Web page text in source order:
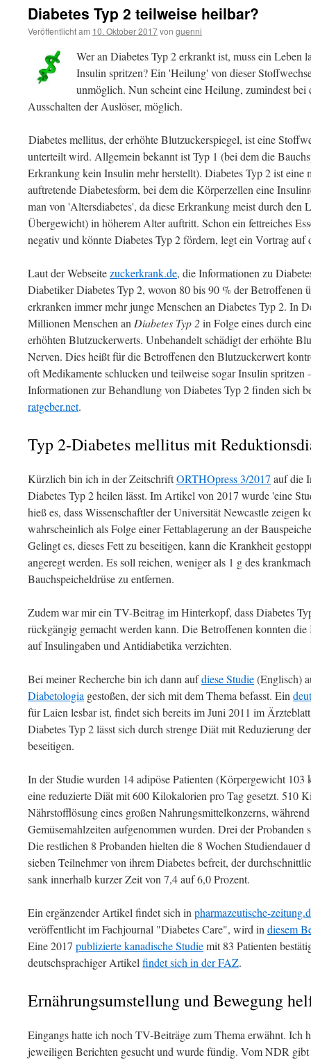
Diabetes Typ 2 teilweise heilbar?
Veröffentlicht am 10. Oktober 2017von guenni
Wer an Diabetes Typ 2 erkrankt ist, muss ein Leben
Insulin spritzen? Ein 'Heilung' von dieser
unmöglich. Nun scheint eine Heilung, zumindest
Ausschalten der Auslöser, möglich.
Diabetes mellitus, der erhöhte Blutzuckerspiegel, ist eine
unterteilt wird. Allgemein bekannt ist Typ 1 (bei dem die
Erkrankung kein Insulin mehr herstellt). Diabetes Typ 2 ist eine
auftretende Diabetesform, bei dem die Körperzellen eine
man von 'Altersdiabetes', da diese Erkrankung meist durch den
Übergewicht) in höherem Alter auftritt. Schon ein fettreiches
negativ und könnte Diabetes Typ 2 fördern, legt ein Vortrag auf
Laut der Webseitezuckerkrank.de, die Informationen zu
Diabetiker Diabetes Typ 2, wovon 80 bis 90 % der Betroffenen
erkranken immer mehr junge Menschen an Diabetes Typ 2. In
Millionen Menschen an Diabetes Typ 2in Folge eines durch
erhöhten Blutzuckerwerts. Unbehandelt schädigt der erhöhte
Nerven. Dies heißt für die Betroffenen den Blutzuckerwert
oft Medikamente schlucken und teilweise sogar Insulin spritzen
Informationen zur Behandlung von Diabetes Typ 2 finden sich
ratgeber.net.
Typ 2-Diabetes mellitus mit
Kürzlich bin ich in der ZeitschriftORTHOpress 3/2017 auf die
Diabetes Typ 2 heilen lässt. Im Artikel von 2017 wurde 'eine
hieß es, dass Wissenschaftler der Universität Newcastle zeigen
wahrscheinlich als Folge einer Fettablagerung an der
Gelingt es, dieses Fett zu beseitigen, kann die Krankheit
angeregt werden. Es soll reichen, weniger als 1 g des
Bauchspeicheldrüse zu entfernen.
Zudem war mir ein TV-Beitrag im Hinterkopf, dass Diabetes
rückgängig gemacht werden kann. Die Betroffenen konnten
auf Insulingaben und Antidiabetika verzichten.
Bei meiner Recherche bin ich dann aufdiese Studie(Englisch)
Diabetologia gestoßen, der sich mit dem Thema befasst. Ein
für Laien lesbar ist, findet sich bereits im Juni 2011 im
Diabetes Typ 2 lässt sich durch strenge Diät mit Reduzierung
beseitigen.
In der Studie wurden 14 adipöse Patienten (Körpergewicht
eine reduzierte Diät mit 600 Kilokalorien pro Tag gesetzt. 510
Nährstofflösung eines großen Nahrungsmittelkonzerns,
Gemüsemahlzeiten aufgenommen wurden. Drei der Probanden
Die restlichen 8 Probanden hielten die 8 Wochen Studiendauer
sieben Teilnehmer von ihrem Diabetes befreit, der
sank innerhalb kurzer Zeit von 7,4 auf 6,0 Prozent.
Ein ergänzender Artikel findet sich in pharmazeutische-
veröffentlicht im Fachjournal "Diabetes Care", wird in diesem
Eine 2017 publizierte kanadische Studiemit 83 Patienten
deutschsprachiger Artikel findet sich in der FAZ.
Ernährungsumstellung und Bewegung
Eingangs hatte ich noch TV-Beiträge zum Thema erwähnt. Ich
jeweiligen Berichten gesucht und wurde fündig. Vom NDR